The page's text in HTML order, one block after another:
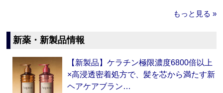
もっと見る »
新薬・新製品情報
【新製品】ケラチン極限濃度6800倍以上
×高浸透密着処方で、髪を芯から満たす新
ヘアケアブラン…